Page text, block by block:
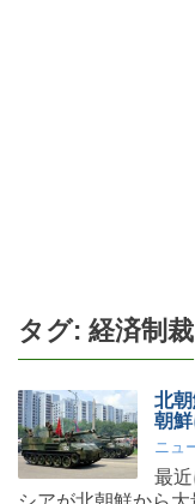
タグ: 経済制裁
北
朝
ニュ
最